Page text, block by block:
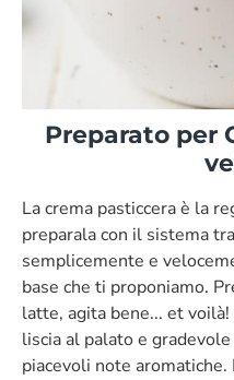
Preparato per
La crema pasticcera è la
preparala con il sistema
semplicemente e
base che ti proponiamo.
latte, agita bene... et
liscia al palato e
piacevoli note